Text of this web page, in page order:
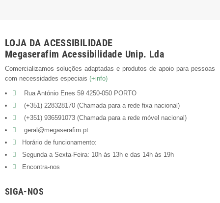
LOJA DA ACESSIBILIDADE
Megaserafim Acessibilidade Unip. Lda
Comercializamos soluções adaptadas e produtos de apoio para pessoas
com necessidades especiais (+info)
Rua António Enes 59 4250-050 PORTO
(+351) 228328170 (Chamada para a rede fixa nacional)
(+351) 936591073 (Chamada para a rede móvel nacional)
geral@megaserafim.pt
Horário de funcionamento:
Segunda a Sexta-Feira: 10h às 13h e das 14h às 19h
Encontra-nos
SIGA-NOS